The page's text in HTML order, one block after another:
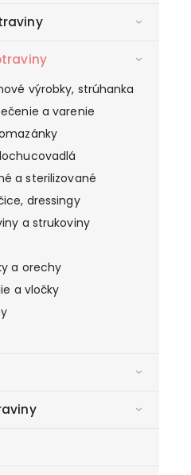
výrobky, strúhanka
a varenie
a sterilizované
dressingy
a strukoviny
a orechy
a vločky